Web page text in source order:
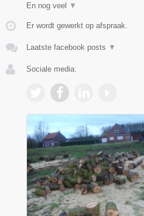
En nog veel
▼
Er wordt gewerkt op afspraak.
Laatste facebook posts ▼
Sociale media: